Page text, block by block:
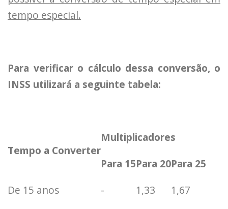
tempo especial.
Para verificar o cálculo dessa conversão, o
INSS utilizará a seguinte tabela:
Tempo a Converter
Multiplicadores
Para 15Para 20Para 25
De 15 anos
- 1,33
1,67